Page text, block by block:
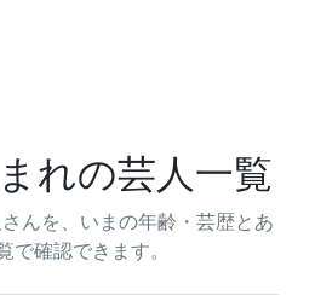
れの芸人一覧
んを、いまの年齢・芸歴とあ
で確認できます。